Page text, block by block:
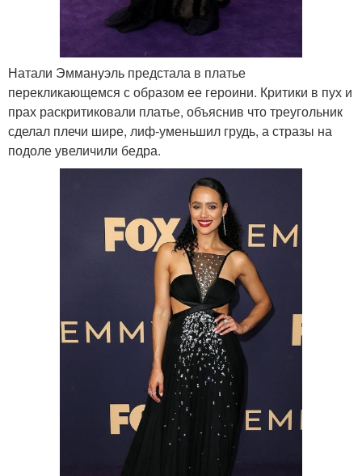
Натали Эммануэль предстала в платье
перекликающемся с образом ее героини. Критики в пух и
прах раскритиковали платье, объяснив что треугольник
сделал плечи шире, лиф-уменьшил грудь, а стразы на
подоле увеличили бедра.